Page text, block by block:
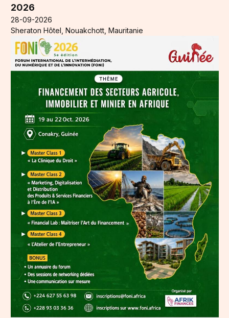
2026
28-09-2026
Sheraton Hôtel, Nouakchott, Mauritanie